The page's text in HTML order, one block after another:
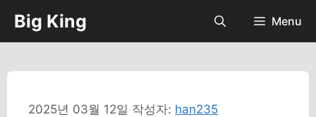
츠
건
Big King Menu
2025년 03월 12일 작성자: han235